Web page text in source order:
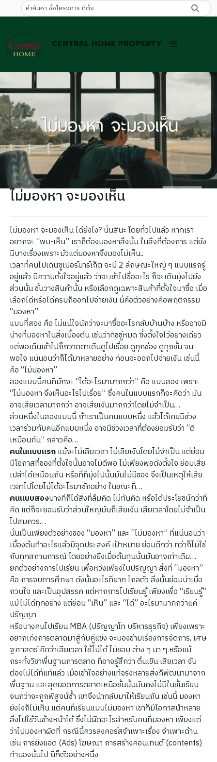
CENTRAL HOME PROPERTY
ไม่มองหา จะมองเห็น
ไม่มองหา จะมองเห็น ได้ยังไง? นั่นสินะ โดยทั่วไปแล้ว หากเรา
อยากจะ “พบ-เห็น” เราก็ต้องมองหาสิ่งนั้น ในสิ่งที่ต้องการ แต่ยัง
มีบางเรื่องเพราะมัวแต่มองหาจึงมองไม่เห็น..
เวลาที่คนไปเดินซูเปอร์มาร์เก็ต จะมี 2 ลักษณะใหญ่ ๆ แบบแรกรู้
อยู่แล้ว มีความตั้งใจอยู่แล้ว ว่าจะเข้าไปซื้ออะไร ก็จะเดินมุ่งไปยัง
ส่วนนั้น ชั้นวางสินค้านั้น หรือเลือกดูเฉพาะสินค้าที่ตั้งใจมาซื้อ เมื่อ
เลือกได้หรือได้ครบก็ออกไปจ่ายเงิน นี่คือตัวอย่างคือพฤติกรรม
“มองหา”
แบบที่สอง คือ ไม่แน่ใจนักว่าจะมาซื้ออะไรกลับบ้านบ้าง หรืออาจมี
บ้างที่มองหาในสิ่งเบื้องต้น เช่นว่าทิชชู่หมด ซึ่งตั้งใจไว้อย่างเดียว
แต่พอเดินเข้าไปก็กวาดตาเดินดูไปเรื่อย ดูทุกช่อง ดูทุกชั้น จน
พอใจ แน่นอนว่าก็ได้มาหลายอย่าง ก่อนจะออกไปจ่ายเงิน เช่นนี้
คือ “ไม่มองหา”
สองแบบนี้คนที่มักจะ “ได้อะไรมามากกว่า” คือ แบบสอง เพราะ
“ไม่มองหา จึงเห็นอะไรไปเรื่อย” ซึ่งคนในแบบแรกก็จะคิดว่า มัน
อาจเสียเวลามากกว่า อาจเสียเงินมากกว่าโดยไม่จำเป็น…
ส่วนหนึ่งในสองแบบนี้ ถ้าเราเป็นคนแบบหนึ่ง แล้วได้เคยมีช่วง
เวลาร่วมกับคนอีกแบบหนึ่ง อาจมีช่วงเวลาที่ต้องยอมรับว่า “ดี
เหมือนกัน” กล่าวคือ…
คนในแบบแรกแม้จะไม่เสียเวลา ไม่เสียเงินโดยไม่จำเป็น แต่ย่อม
มีโอกาสที่ของที่ตั้งใจนั้นอาจไม่ดีพอ ไม่เพียงพอดังตั้งใจ ย่อมเสีย
เปล่าได้เหมือนกัน หรือที่ที่มุ่งไปนั้นมันไม่มีของ จึงเป็นเหตุให้เสีย
เวลาไปโดยไม่ได้อะไรมาซักอย่าง ในขณะที่…
คนแบบสองบางทีก็ได้สิ่งที่ลืมคิด ไม่ทันคิด หรือได้ประโยชน์กว่าที่
คิด แต่ก็จะยอมรับว่าส่วนใหญ่มันก็เสียเงิน เสียเวลาโดยไม่จำเป็น
ไปสมควร…
นั่นเป็นเพียงตัวอย่างของ “มองหา” และ “ไม่มองหา” ที่แน่นอนว่า
เบื้องต้นทำอะไรแล้วมีจุดประสงค์ เป้าหมาย ย่อมดีกว่า ทว่าก็ไม่ใช่
กับทุกสถานการณ์ โดยอย่างยิ่งเมื่อต้นทุนนั้นมันอาจเท่าเดิม…
ยกตัวอย่างการไปเรียน เพื่อหวังเพียงใบปริญญา สิ่งที่ “มองหา”
คือ การจบการศึกษา ดังนั้นอะไรที่ยาก ไกลตัว สิ่งนั้นย่อมน่าเบื่อ
กวนใจ และเป็นอุปสรรค แต่หากการไปเรียนรู้ เพียงเพื่อ “เรียนรู้”
แม้ไม่ได้ทุกอย่าง แต่ย่อม “เห็น” และ “ได้” อะไรมามากกว่าแค่
ปริญญา
หรือบางคนไปเรียน MBA (ปริญญาโท บริหารธุรกิจ) เพียงเพราะ
อยากเก่งการตลาดมาสู้กับคู่แข่ง จะมองข้ามเรื่องการจัดการ, เศษ
ฐศาสตร์ คิดว่าเสียเวลา ใช้ไม่ได้ ไม่ชอบ ต่าง ๆ นา ๆ หรือแม้
กระทั่งวิชาพื้นฐานการตลาด ที่อาจรู้สึกว่า ตื้นเขิน เสียเวลา จับ
ต้องไม่ได้ที่แท้แล้ว เมื่อเข้าใจอย่างแท้จริงหลายสิ่งก็พัฒนามาจาก
พื้นฐาน และสุดยอดการตลาดเหนือชั้นนั้นมันคงไม่มีในชั้นเรียน
จนกว่าจะถูกพิสูจน์ซ้ำ เขาจึงนำกลับมาให้เรียนกัน เช่นนี้ มองหา
ยังไงก็ไม่เห็น แต่คนที่เรียนแบบไม่มองหา เขาก็มีโอกาสนำหลาย
สิ่งไปใช้วันข้างหน้าได้ ซึ่งไม่ผิดอะไรสำหรับคนที่มองหา เพียงแต่
ว่าไปมองหาผิดที่ กรณีนี้ควรลงคอร์สจำเพาะเรื่อง จำเพาะด้าน
เช่น การยิงแอด (Ads) โฆษณา การสร้างคอนเทนต์ (contents)
ทำนองนั้นไป นี่ก็ตัวอย่างหนึ่ง